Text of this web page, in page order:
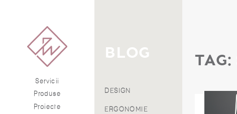
Servicii
Produse
Proiecte
BLOG
DESIGN
ERGONOMIE
TAG: